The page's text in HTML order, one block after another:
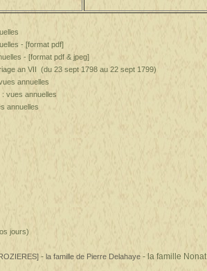
- [format pdf]
- [format pdf & jpeg]
an VII (du 23 sept 1798 au 22 sept 1799)
annuelles
vues annuelles
annuelles
jours)
- la famille de Pierre Delahaye- la famille Nonat